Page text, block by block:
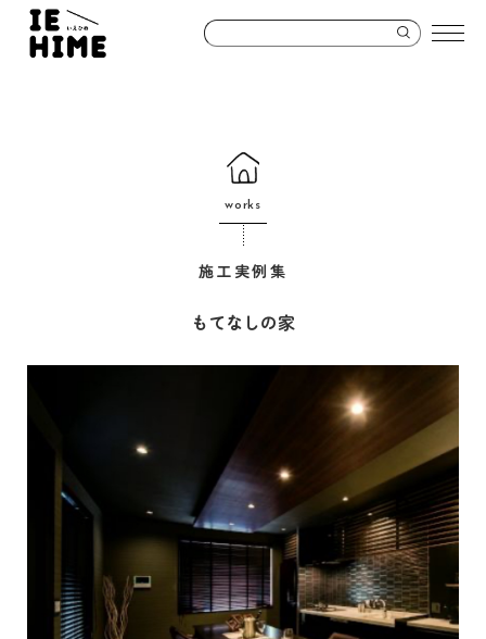
works
施工実例集
もてなしの家